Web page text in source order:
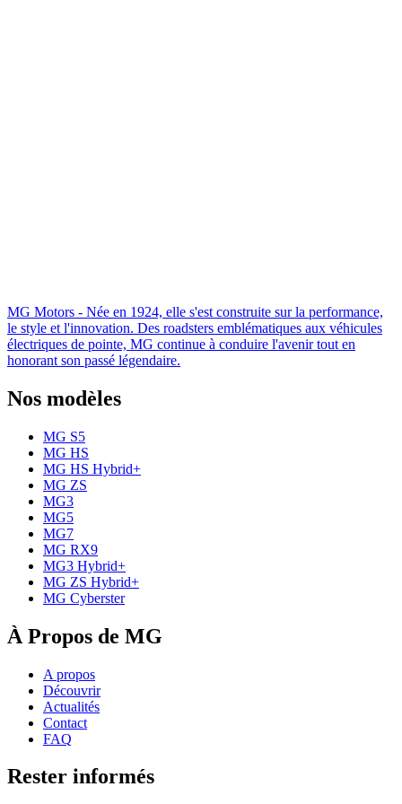
MG Motors - Née en 1924, elle s'est construite sur la performance,
le style et l'innovation. Des roadsters emblématiques aux véhicules
électriques de pointe, MG continue à conduire l'avenir tout en
honorant son passé légendaire.
Nos modèles
MG S5
MG HS
MG HS Hybrid+
MG ZS
MG3
MG5
MG7
MG RX9
MG3 Hybrid+
MG ZS Hybrid+
MG Cyberster
À Propos de MG
A propos
Découvrir
Actualités
Contact
FAQ
Rester informés